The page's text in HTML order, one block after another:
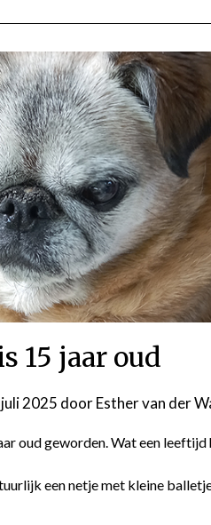
15 jaar oud
2025 doorEsther van der
oud geworden. Wat een leeftijd
een netje met kleine